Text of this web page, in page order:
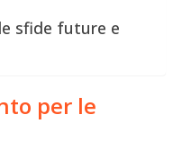
sfide future e
per le